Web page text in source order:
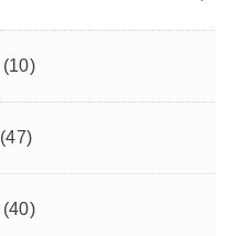
(10)
(47)
(40)